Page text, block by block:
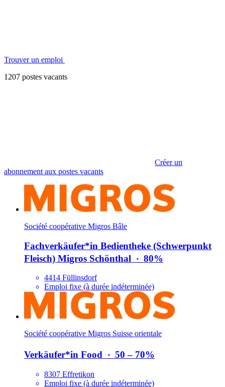
Trouver un emploi
1207 postes vacants
Créer un
abonnement aux postes vacants
Société coopérative Migros Bâle
Fachverkäufer*​in Bedientheke (Schwerpunkt
Fleisch) Migros Schönthal ‧ 80%
4414 Füllinsdorf
Emploi fixe (à durée indéterminée)
Société coopérative Migros Suisse orientale
Verkäufer*​in Food ‧ 50 – 70%
8307 Effretikon
Emploi fixe (à durée indéterminée)